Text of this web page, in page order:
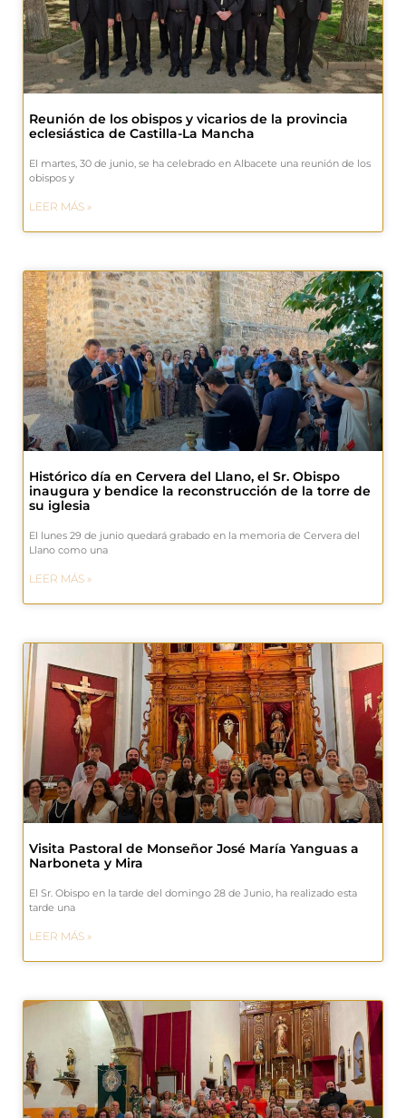
Reunión de los obispos y vicarios de la provincia
eclesiástica de Castilla-La Mancha
El martes, 30 de junio, se ha celebrado en Albacete una reunión de los
obispos y
LEER MÁS »
Histórico día en Cervera del Llano, el Sr. Obispo
inaugura y bendice la reconstrucción de la torre de
su iglesia
El lunes 29 de junio quedará grabado en la memoria de Cervera del
Llano como una
LEER MÁS »
Visita Pastoral de Monseñor José María Yanguas a
Narboneta y Mira
El Sr. Obispo en la tarde del domingo 28 de Junio, ha realizado esta
tarde una
LEER MÁS »